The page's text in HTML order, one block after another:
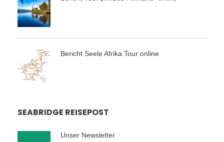
Bericht Seele Afrika Tour online
SEABRIDGE REISEPOST
Unser Newsletter